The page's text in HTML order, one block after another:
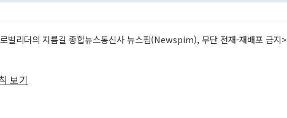
벌리더의 지름길 종합뉴스통신사 뉴스핌(Newspim), 무단 전재-재배포 금지>
보기